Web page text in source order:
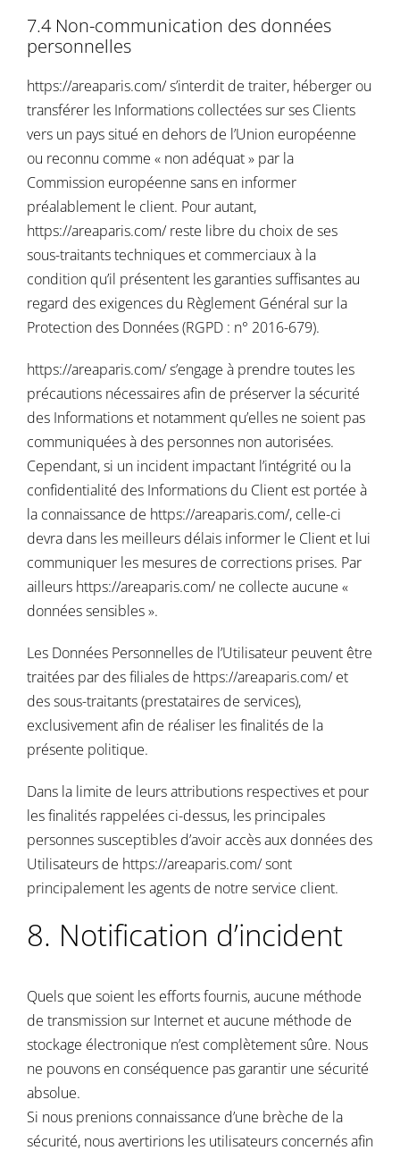
7.4 Non-communication des données
personnelles
https://areaparis.com/s’interdit de traiter, héberger ou
transférer les Informations collectées sur ses Clients
vers un pays situé en dehors de l’Union européenne
ou reconnu comme « non adéquat » par la
Commission européenne sans en informer
préalablement le client. Pour autant,
https://areaparis.com/reste libre du choix de ses
sous-traitants techniques et commerciaux à la
condition qu’il présentent les garanties suffisantes au
regard des exigences du Règlement Général sur la
Protection des Données (RGPD : n° 2016-679).
https://areaparis.com/s’engage à prendre toutes les
précautions nécessaires afin de préserver la sécurité
des Informations et notamment qu’elles ne soient pas
communiquées à des personnes non autorisées.
Cependant, si un incident impactant l’intégrité ou la
confidentialité des Informations du Client est portée à
la connaissance de https://areaparis.com/, celle-ci
devra dans les meilleurs délais informer le Client et lui
communiquer les mesures de corrections prises. Par
ailleurs https://areaparis.com/ne collecte aucune «
données sensibles ».
Les Données Personnelles de l’Utilisateur peuvent être
traitées par des filiales de https://areaparis.com/et
des sous-traitants (prestataires de services),
exclusivement afin de réaliser les finalités de la
présente politique.
Dans la limite de leurs attributions respectives et pour
les finalités rappelées ci-dessus, les principales
personnes susceptibles d’avoir accès aux données des
Utilisateurs de https://areaparis.com/sont
principalement les agents de notre service client.
8. Notification d’incident
Quels que soient les efforts fournis, aucune méthode
de transmission sur Internet et aucune méthode de
stockage électronique n’est complètement sûre. Nous
ne pouvons en conséquence pas garantir une sécurité
absolue.
Si nous prenions connaissance d’une brèche de la
sécurité, nous avertirions les utilisateurs concernés afin